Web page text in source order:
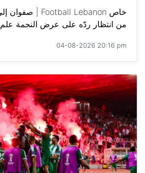
من انتظار ردّه على عرض النجمة علم Footba...
04-08-2026 20:16 pm